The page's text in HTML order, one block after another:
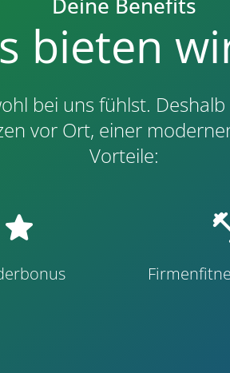
Deine Benefits
bieten
bei uns fühlst.
vor Ort, einer
Vorteile:
star